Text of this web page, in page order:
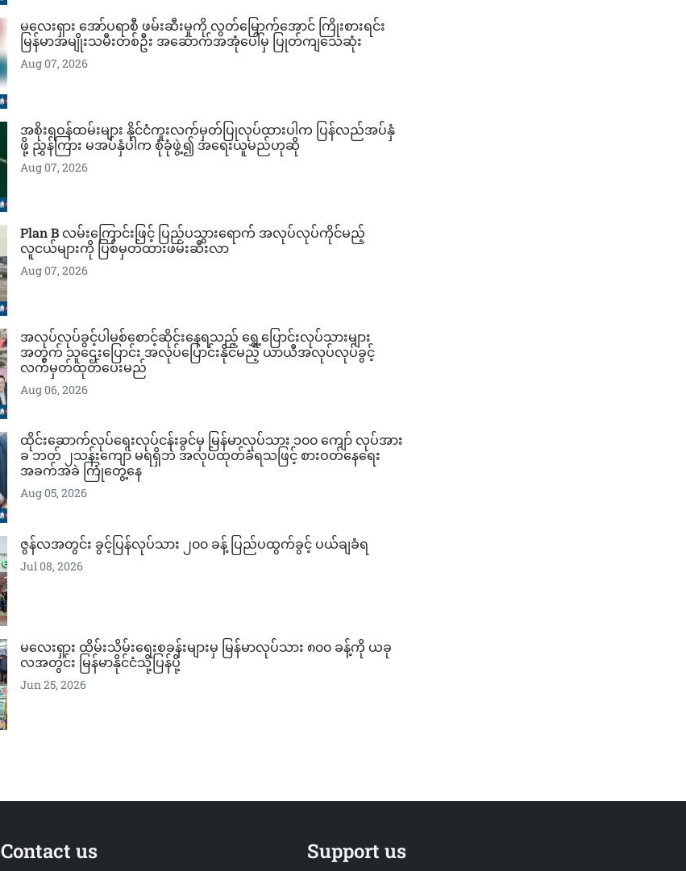
မလေးရှား အော်ပရာစီ ဖမ်းဆီးမှုကို လွတ်မြောက်​အောင် ကြိုးစားရင်း
မြန်မာအမျိုးသမီးတစ်ဦး အဆောက်အအုံပေါ်မှ ပြုတ်ကျသေဆုံး
Aug 07, 2026
အစိုးရဝန်ထမ်းများ နိုင်ငံကူးလက်မှတ်ပြုလုပ်ထားပါက ပြန်လည်အပ်နှံ
ဖို့ ညွှန်ကြား မအပ်နှံပါက စုံခုံဖွဲ့၍ အရေးယူမည်ဟုဆို
Aug 07, 2026
Plan B လမ်းကြောင်းဖြင့် ပြည်ပသွား​ရောက် အလုပ်လုပ်ကိုင်မည့်
လူငယ်များကို ပြစ်မှတ်ထားဖမ်းဆီးလာ
Aug 07, 2026
အလုပ်လုပ်ခွင့်ပါမစ်စောင့်ဆိုင်းနေရသည့် ရွှေ့ပြောင်းလုပ်သားများ
အတွက် သူဌေးပြောင်း အလုပ်ပြောင်းနိုင်မည့် ယာယီအလုပ်လုပ်ခွင့်
လက်မှတ်ထုတ်ပေးမည်
Aug 06, 2026
ထိုင်းဆောက်လုပ်ရေးလုပ်ငန်းခွင်မှ မြန်မာလုပ်သား ၁၀၀ ကျော် လုပ်အား
ခ ဘတ် ၂သန်းကျော် မရရှိဘဲ အလုပ်ထုတ်ခံရသဖြင့် စားဝတ်နေရေး
အခက်အခဲ ကြုံတွေ့နေ
Aug 05, 2026
ဇွန်လအတွင်း ခွင့်ပြန်လုပ်သား ၂၀၀ ခန့် ပြည်ပထွက်ခွင့် ပယ်ချခံရ
Jul 08, 2026
မလေးရှား ထိမ်းသိမ်းရေးစခန်းများမှ မြန်မာလုပ်သား ၈၀၀ ခန့်ကို ယခု
လအတွင်း မြန်မာနိုင်ငံသို့ပြန်ပို့
Jun 25, 2026
Contact us Support us